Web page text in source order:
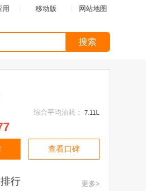
用 移动版 网站地图
搜索
综合平均油耗： 7.11L
查看口碑
行 更多>